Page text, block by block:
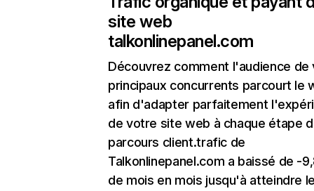
site web
talkonlinepanel.com
Découvrez comment l'audience de
principaux concurrents parcourt le
afin d'adapter parfaitement
de votre site web à chaque étape
parcours client.trafic de
Talkonlinepanel.com a baissé de -
de mois en mois jusqu'à atteindre